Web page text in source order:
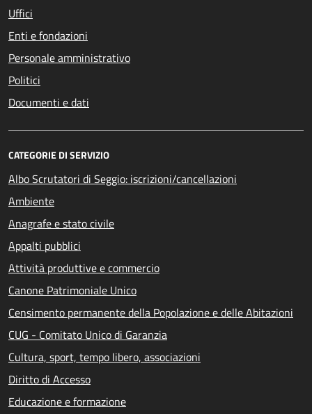
Uffici
Enti e fondazioni
Personale amministrativo
Politici
Documenti e dati
CATEGORIE DI SERVIZIO
Albo Scrutatori di Seggio: iscrizioni/cancellazioni
Ambiente
Anagrafe e stato civile
Appalti pubblici
Attività produttive e commercio
Canone Patrimoniale Unico
Censimento permanente della Popolazione e delle Abitazioni
CUG - Comitato Unico di Garanzia
Cultura, sport, tempo libero, associazioni
Diritto di Accesso
Educazione e formazione